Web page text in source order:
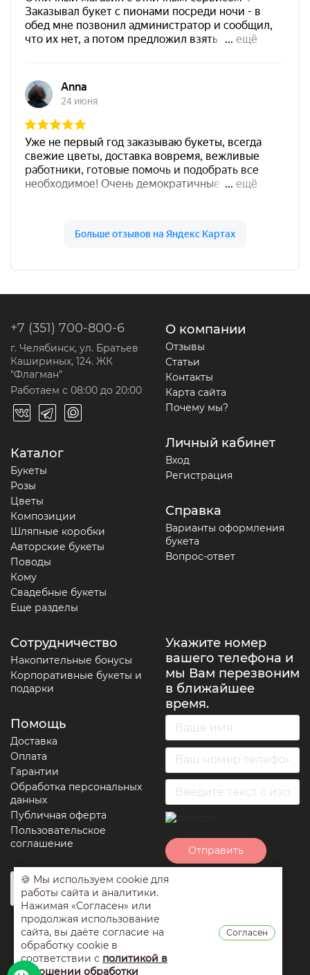
+7 (351) 700-800-6
г. Челябинск, ул. Братьев
Кашириных, 124. ЖК
"Флагман"
Работаем с 08:00 до 20:00
Каталог
Букеты
Розы
Цветы
Композиции
Шляпные коробки
Авторские букеты
Поводы
Кому
Свадебные букеты
Еще разделы
О компании
Отзывы
Статьи
Контакты
Карта сайта
Почему мы?
Личный кабинет
Вход
Регистрация
Справка
Варианты оформления
букета
Вопрос-ответ
Сотрудничество
Накопительные бонусы
Корпоративные букеты и
подарки
Помощь
Доставка
Оплата
Гарантии
Обработка персональных
данных
Публичная оферта
Пользовательское
соглашение
Укажите номер
вашего телефона и
мы Вам перезвоним
в ближайшее
время.
Отправить
условиями
обработки
🍪 Мы используем cookie для
работы сайта и аналитики.
Нажимая «Согласен» или
продолжая использование
сайта, вы даёте согласие на
обработку cookie в
соответствии с политикой в
отношении обработки
Согласен